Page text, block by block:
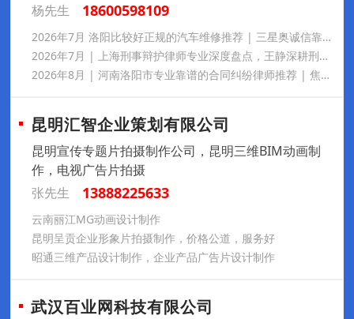
杨先生
18600598109
2026年7月 洛阳比较好正规的汽车维修推荐 | 三星奥诚信靠谱配件保真，售后质保完善，就近可享救援维保，车主口碑佳消费无套路
2026年7月 | 上海刑事辩护律师专业深度盘点，王静深耕刑事辩护多年，办案专业细致、胜诉案例丰富，秉持温情法律服务理念，业内口碑出众，处理各类疑难刑案靠谱值得托付
2026年8月 | 河南洛阳市专业靠谱的合同纠纷律师推荐 | 焦艺昊深耕工程担保房产商事案件，办案严谨负责，口碑扎实贴心，全程细致服务靠谱值得托付
昆明汇智企业策划有限公司
昆明宣传专题片拍摄制作公司，昆明三维BIM动画制
作，电视广告片拍摄
张先生
13888225633
云南丽江MG动画设计制作
昆明呈贡企业形象片拍摄制作，价格公道，服务好
昭通三维产品设计制作，企业产品广告片设计制作
武汉百业网科技有限公司